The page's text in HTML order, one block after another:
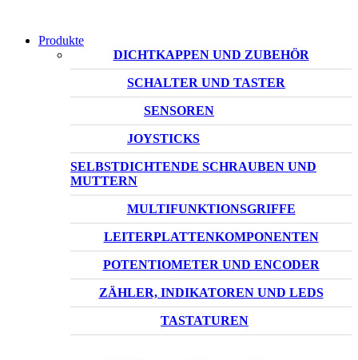
Produkte
DICHTKAPPEN UND ZUBEHÖR
SCHALTER UND TASTER
SENSOREN
JOYSTICKS
SELBSTDICHTENDE SCHRAUBEN UND
MUTTERN
MULTIFUNKTIONSGRIFFE
LEITERPLATTENKOMPONENTEN
POTENTIOMETER UND ENCODER
ZÄHLER, INDIKATOREN UND LEDS
TASTATUREN